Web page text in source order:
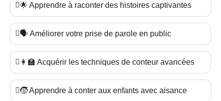
🌟 Apprendre à raconter des histoires captivantes
🗣️ Améliorer votre prise de parole en public
👩‍🏫 Acquérir les techniques de conteur avancées
🧒 Apprendre à conter aux enfants avec aisance